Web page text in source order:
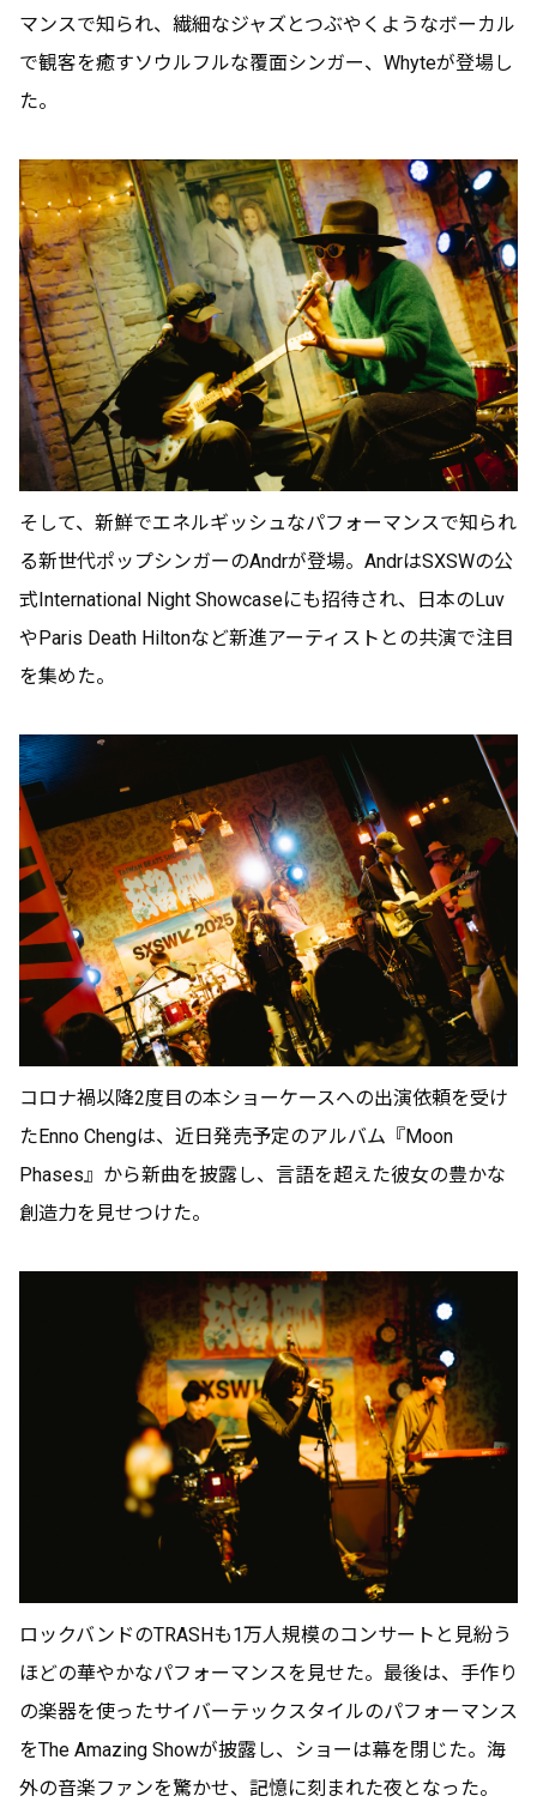
マンスで知られ、繊細なジャズとつぶやくようなボーカル
で観客を癒すソウルフルな覆面シンガー、Whyteが登場し
た。
そして、新鮮でエネルギッシュなパフォーマンスで知られ
る新世代ポップシンガーのAndrが登場。AndrはSXSWの公
式International Night Showcaseにも招待され、日本のLuv
やParis Death Hiltonなど新進アーティストとの共演で注目
を集めた。
コロナ禍以降2度目の本ショーケースへの出演依頼を受け
たEnno Chengは、近日発売予定のアルバム『Moon
Phases』から新曲を披露し、言語を超えた彼女の豊かな
創造力を見せつけた。
ロックバンドのTRASHも1万人規模のコンサートと見紛う
ほどの華やかなパフォーマンスを見せた。最後は、手作り
の楽器を使ったサイバーテックスタイルのパフォーマンス
をThe Amazing Showが披露し、ショーは幕を閉じた。海
外の音楽ファンを驚かせ、記憶に刻まれた夜となった。